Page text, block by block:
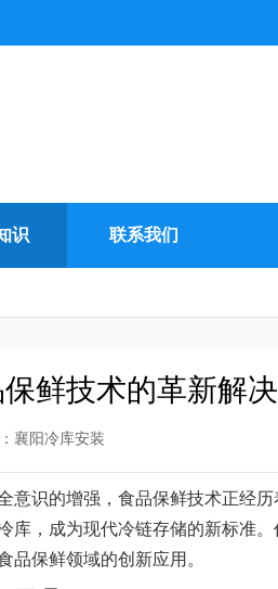
识 联系我们
鲜技术的革新解
襄阳冷库安装
意识的增强，食品保鲜技术正经
库，成为现代冷链存储的新标准
品保鲜领域的创新应用。